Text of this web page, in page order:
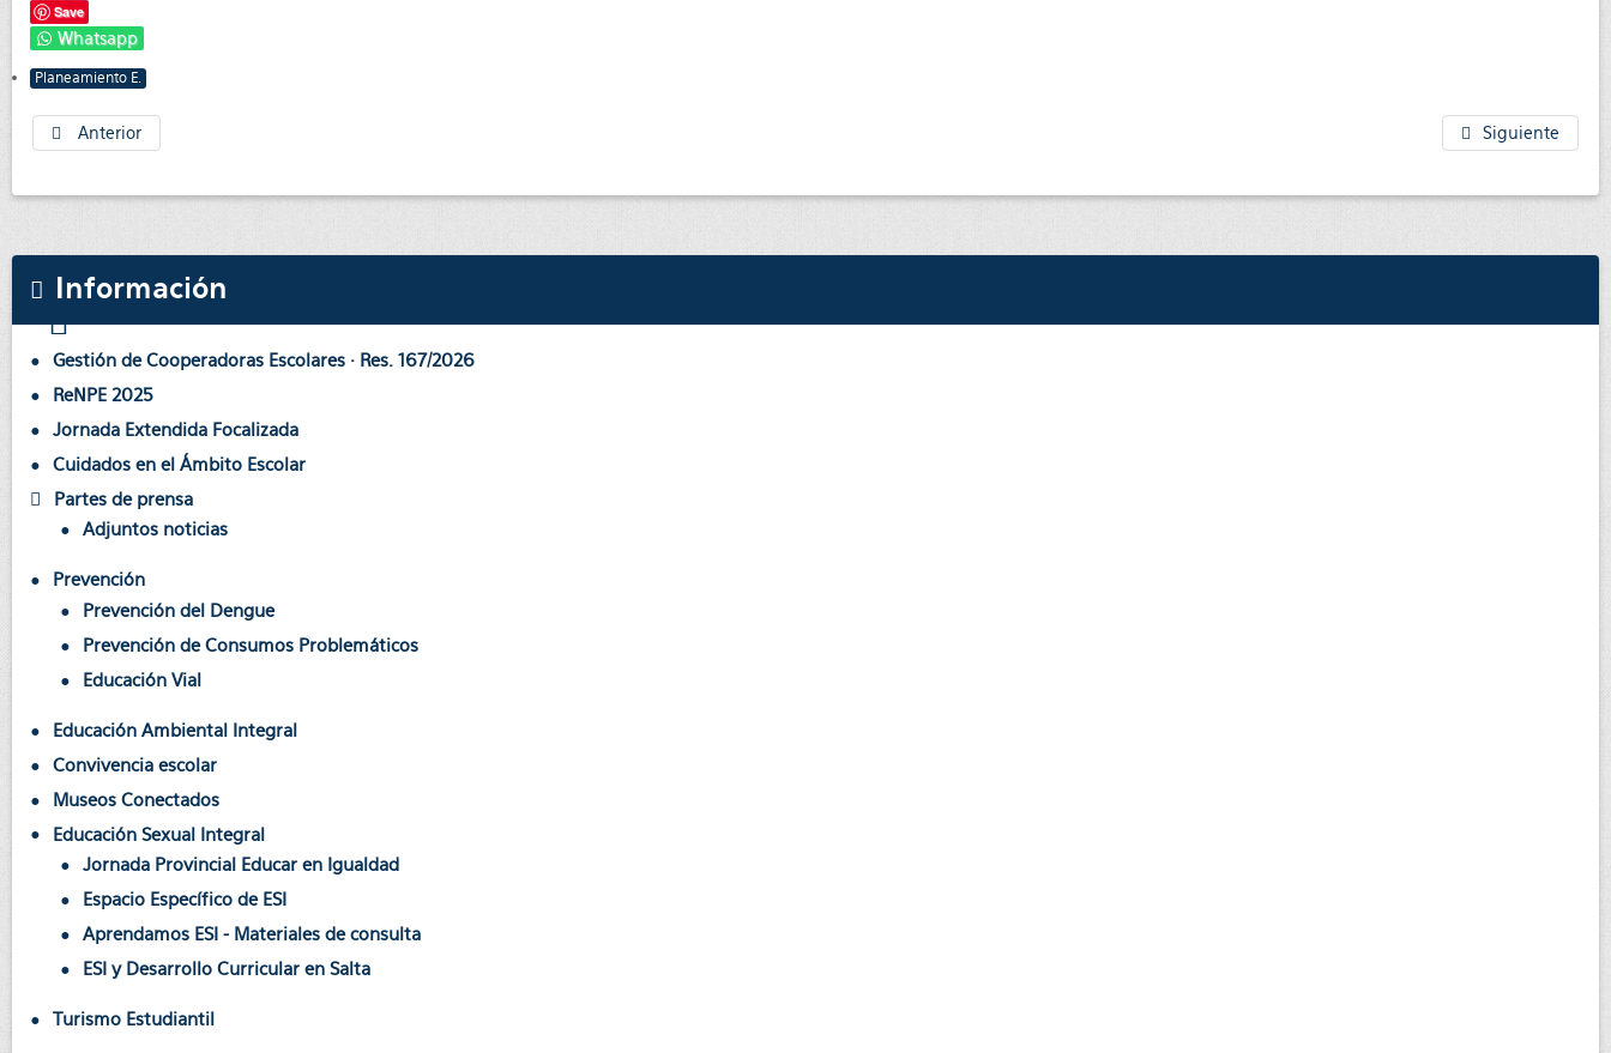
Save
Whatsapp
Planeamiento E.
Anterior Siguiente
Información
Gestión de Cooperadoras Escolares · Res. 167/2026
ReNPE 2025
Jornada Extendida Focalizada
Cuidados en el Ámbito Escolar
Partes de prensa
Adjuntos noticias
Prevención
Prevención del Dengue
Prevención de Consumos Problemáticos
Educación Vial
Educación Ambiental Integral
Convivencia escolar
Museos Conectados
Educación Sexual Integral
Jornada Provincial Educar en Igualdad
Espacio Específico de ESI
Aprendamos ESI - Materiales de consulta
ESI y Desarrollo Curricular en Salta
Turismo Estudiantil